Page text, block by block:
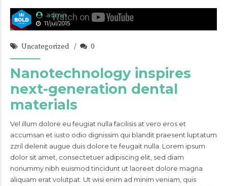
admin
11/jul/2015
Uncategorized 0
Nanotechnology inspires
next-generation dental
materials
Vel illum dolore eu feugiat nulla facilisis at vero eros et
accumsan et iusto odio dignissim qui blandit praesent luptatum
zzril delenit augue duis dolore te feugait nulla. Lorem ipsum
dolor sit amet, consectetuer adipiscing elit, sed diam
nonummy nibh euismod tincidunt ut laoreet dolore magna
aliquam erat volutpat. Ut wisi enim ad minim veniam, quis